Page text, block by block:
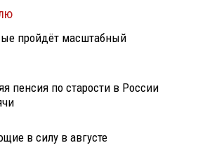
пройдёт масштабный
пенсия по старости в России
в силу в августе